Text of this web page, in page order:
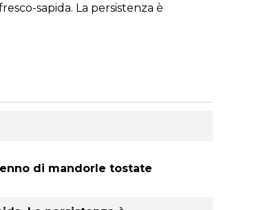
sapida. La persistenza è
di mandorle tostate